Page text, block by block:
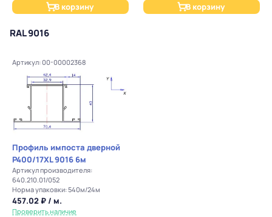
В корзину В корзину
RAL 9016
Артикул: 00-00002368
Профиль импоста дверной
P400/17XL 9016 6м
Артикул производителя:
640.210.01/052
Норма упаковки: 540м/24м
457.02 ₽ / м.
Проверить наличие